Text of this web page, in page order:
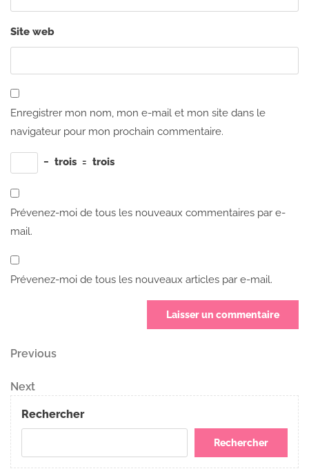
Site web
Enregistrer mon nom, mon e-mail et mon site dans le
navigateur pour mon prochain commentaire.
− trois = trois
Prévenez-moi de tous les nouveaux commentaires par e-
mail.
Prévenez-moi de tous les nouveaux articles par e-mail.
Navigation
de
l’article
Previous
Previous
Next
Post
Next
Rechercher
Rechercher